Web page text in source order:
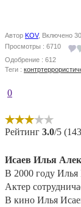
Автор KOV, Включено
Просмотры : 6710
Одобрение : 612
Теги :
0
Рейтинг 3.0/5
Исаев Илья
В 2000 году
Актер
В кино Илья